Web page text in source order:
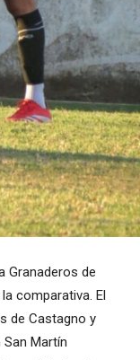
Granaderos de
comparativa. El
de Castagno y
Martín